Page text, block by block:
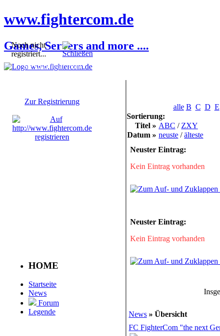
www.fightercom.de
Games, Servers and more ....
HOME
Startseite
News
Forum
Legende
alle B C D E
Sortierung:
Titel » ABC / ZXY
Datum » neuste /älteste
Neuster Eintrag:
Kein Eintrag vorhanden
Neuster Eintrag:
Kein Eintrag vorhanden
News » Übersicht
FC FighterCom "the next
Noch nicht
registriert...
Sie sind noch nicht
Zur Registrierung